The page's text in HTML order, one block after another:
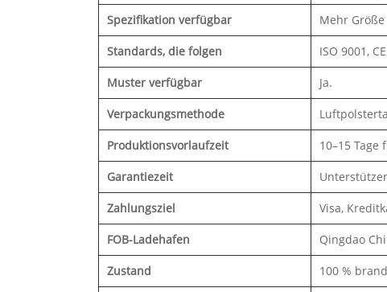
Spezifikation verfügbar Mehr Größe
Standards, die folgen ISO 9001,
Muster verfügbar Ja.
Verpackungsmethode
Produktionsvorlaufzeit 10–15
Garantiezeit
Zahlungsziel Visa,
FOB-Ladehafen Qingdao
Zustand 100 %